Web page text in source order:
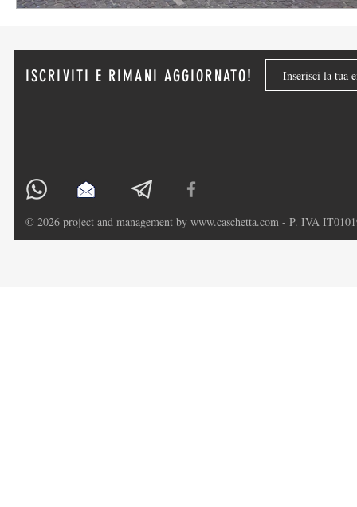
ISCRIVITI E RIMANI AGGIORNATO!
© 2026 project and management by www.caschetta.com - P. IVA